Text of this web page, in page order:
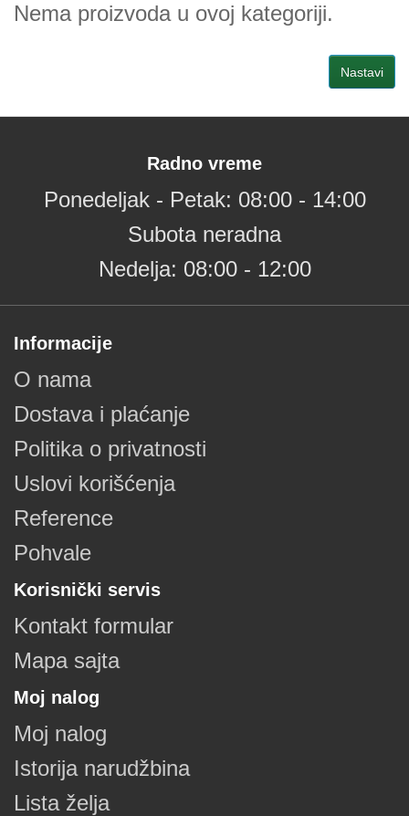
Nema proizvoda u ovoj kategoriji.
Nastavi
Radno vreme
Ponedeljak - Petak: 08:00 - 14:00
Subota neradna
Nedelja: 08:00 - 12:00
Informacije
O nama
Dostava i plaćanje
Politika o privatnosti
Uslovi korišćenja
Reference
Pohvale
Korisnički servis
Kontakt formular
Mapa sajta
Moj nalog
Moj nalog
Istorija narudžbina
Lista želja